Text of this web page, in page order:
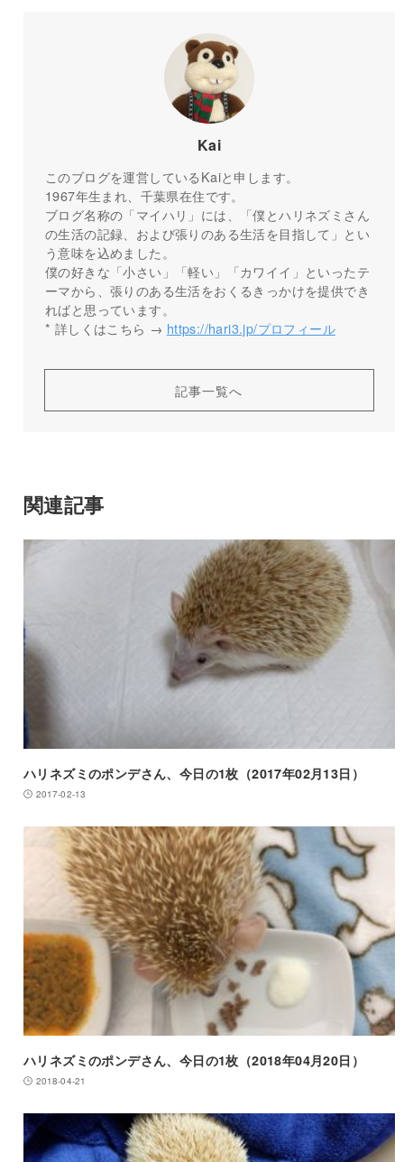
Kai
このブログを運営しているKaiと申します。
1967年生まれ、千葉県在住です。
ブログ名称の「マイハリ」には、「僕とハリネズミさん
の生活の記録、および張りのある生活を目指して」とい
う意味を込めました。
僕の好きな「小さい」「軽い」「カワイイ」といったテ
ーマから、張りのある生活をおくるきっかけを提供でき
ればと思っています。
* 詳しくはこちら → https://hari3.jp/プロフィール
記事一覧へ
関連記事
ハリネズミのポンデさん、今日の1枚（2017年02月13日）
2017-02-13
ハリネズミのポンデさん、今日の1枚（2018年04月20日）
2018-04-21